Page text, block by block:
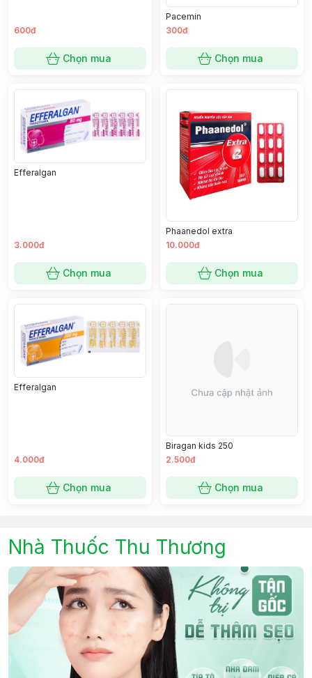
600đ
Chọn mua
Pacemin
300đ
Chọn mua
Efferalgan
3.000đ
Chọn mua
Phaanedol extra
10.000đ
Chọn mua
Efferalgan
4.000đ
Chọn mua
Biragan kids 250
2.500đ
Chọn mua
Nhà Thuốc Thu Thương